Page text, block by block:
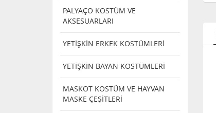
PALYAÇO KOSTÜM VE
AKSESUARLARI
YETİŞKİN ERKEK KOSTÜMLERİ
YETİŞKİN BAYAN KOSTÜMLERİ
MASKOT KOSTÜM VE HAYVAN
MASKE ÇEŞİTLERİ
PLASTİK YÜZ
KURT MASKESİ